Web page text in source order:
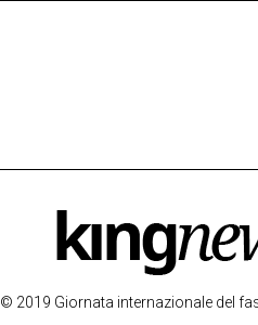
© 2019 Giornata internazionale del